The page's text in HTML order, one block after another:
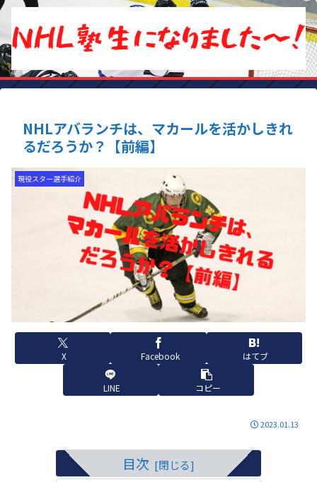
NHLアバランチは、マカールを活かしきれ
るだろうか？【前編】
現役スター選手紹介
X Facebook はてブ
LINE コピー
2023.01.13
目次